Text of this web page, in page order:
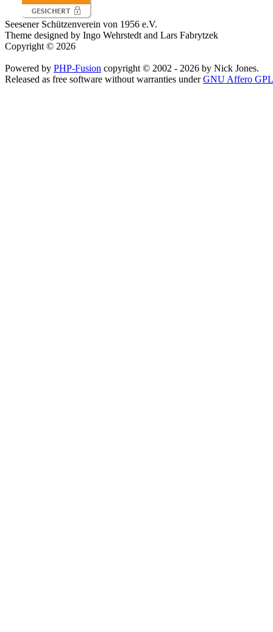
Seesener Schützenverein von 1956 e.V.
Theme designed by Ingo Wehrstedt and Lars Fabrytzek
Copyright © 2026
Powered by PHP-Fusion copyright © 2002 - 2026 by Nick Jones.
Released as free software without warranties underGNU Affero GPL